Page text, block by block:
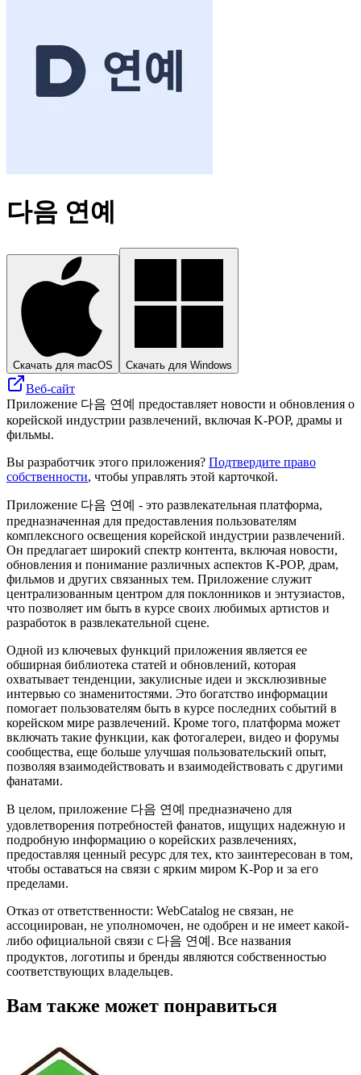
다음 연예
Скачать для macOS Скачать для Windows
Веб-сайт
Приложение 다음 연예 предоставляет новости и обновления о
корейской индустрии развлечений, включая K-POP, драмы и
фильмы.
Вы разработчик этого приложения? Подтвердите право
собственности, чтобы управлять этой карточкой.
Приложение 다음 연예 - это развлекательная платформа,
предназначенная для предоставления пользователям
комплексного освещения корейской индустрии развлечений.
Он предлагает широкий спектр контента, включая новости,
обновления и понимание различных аспектов K-POP, драм,
фильмов и других связанных тем. Приложение служит
централизованным центром для поклонников и энтузиастов,
что позволяет им быть в курсе своих любимых артистов и
разработок в развлекательной сцене.
Одной из ключевых функций приложения является ее
обширная библиотека статей и обновлений, которая
охватывает тенденции, закулисные идеи и эксклюзивные
интервью со знаменитостями. Это богатство информации
помогает пользователям быть в курсе последних событий в
корейском мире развлечений. Кроме того, платформа может
включать такие функции, как фотогалереи, видео и форумы
сообщества, еще больше улучшая пользовательский опыт,
позволяя взаимодействовать и взаимодействовать с другими
фанатами.
В целом, приложение 다음 연예 предназначено для
удовлетворения потребностей фанатов, ищущих надежную и
подробную информацию о корейских развлечениях,
предоставляя ценный ресурс для тех, кто заинтересован в том,
чтобы оставаться на связи с ярким миром K-Pop и за его
пределами.
Отказ от ответственности: WebCatalog не связан, не
ассоциирован, не уполномочен, не одобрен и не имеет какой-
либо официальной связи с 다음 연예. Все названия
продуктов, логотипы и бренды являются собственностью
соответствующих владельцев.
Вам также может понравиться